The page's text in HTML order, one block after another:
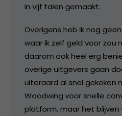
in vijf talen gemaakt.
Overigens heb ik nog
waar ik zelf geld voor zou
daarom ook heel erg
overige uitgevers gaan
uiteraard al snel gekeken
Woodwing voor snelle
platform, maar het